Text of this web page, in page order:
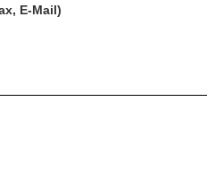
E-Mail)